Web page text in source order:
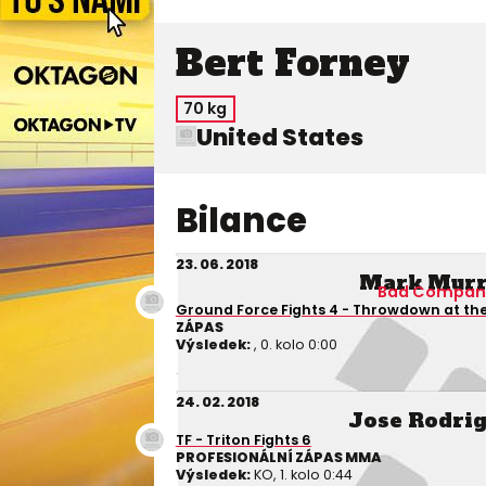
Bert Forney
70 kg
United States
Bilance
23. 06. 2018
Mark
Bad
Ground Force Fights 4 - Throwdown at
ZÁPAS
Výsledek:, 0. kolo 0:00
24. 02. 2018
Jose
TF - Triton Fights 6
PROFESIONÁLNÍ ZÁPAS MMA
Výsledek:KO, 1. kolo 0:44